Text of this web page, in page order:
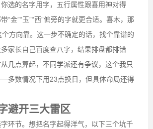
选的名字用字，五行属性跟喜用神对得
“金”“玉”“西”偏旁的字就更合适。喜木，那
个方向靠。这一步不确定的话，找个靠谱的
家长自己百度查八字，结果排盘都排错
几点算起，不同学派还有争议，这个我只
多数情况下用23点换日，但具体命局还得
避开三大雷区
环节。想把名字起得洋气，以下三个坑千